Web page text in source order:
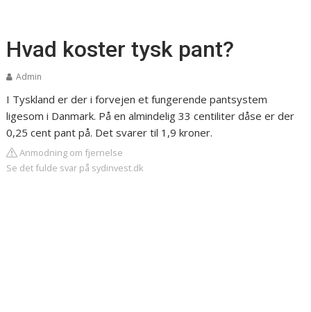
Hvad koster tysk pant?
Admin
I Tyskland er der i forvejen et fungerende pantsystem
ligesom i Danmark. På en almindelig 33 centiliter dåse er der
0,25 cent pant på. Det svarer til 1,9 kroner.
Anmodning om fjernelse
Se det fulde svar på sydinvest.dk